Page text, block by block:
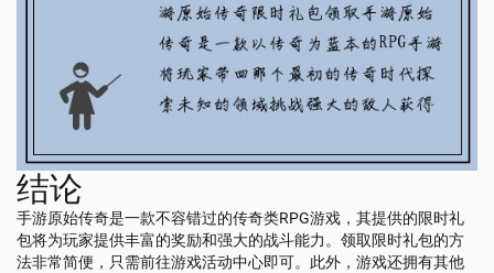
结论
手游原始传奇是一款不容错过的传奇类RPG游戏，其提供的限时礼
包将为玩家提供丰富的奖励和强大的战斗能力。领取限时礼包的方
法非常简便，只需前往游戏活动中心即可。此外，游戏还拥有其他